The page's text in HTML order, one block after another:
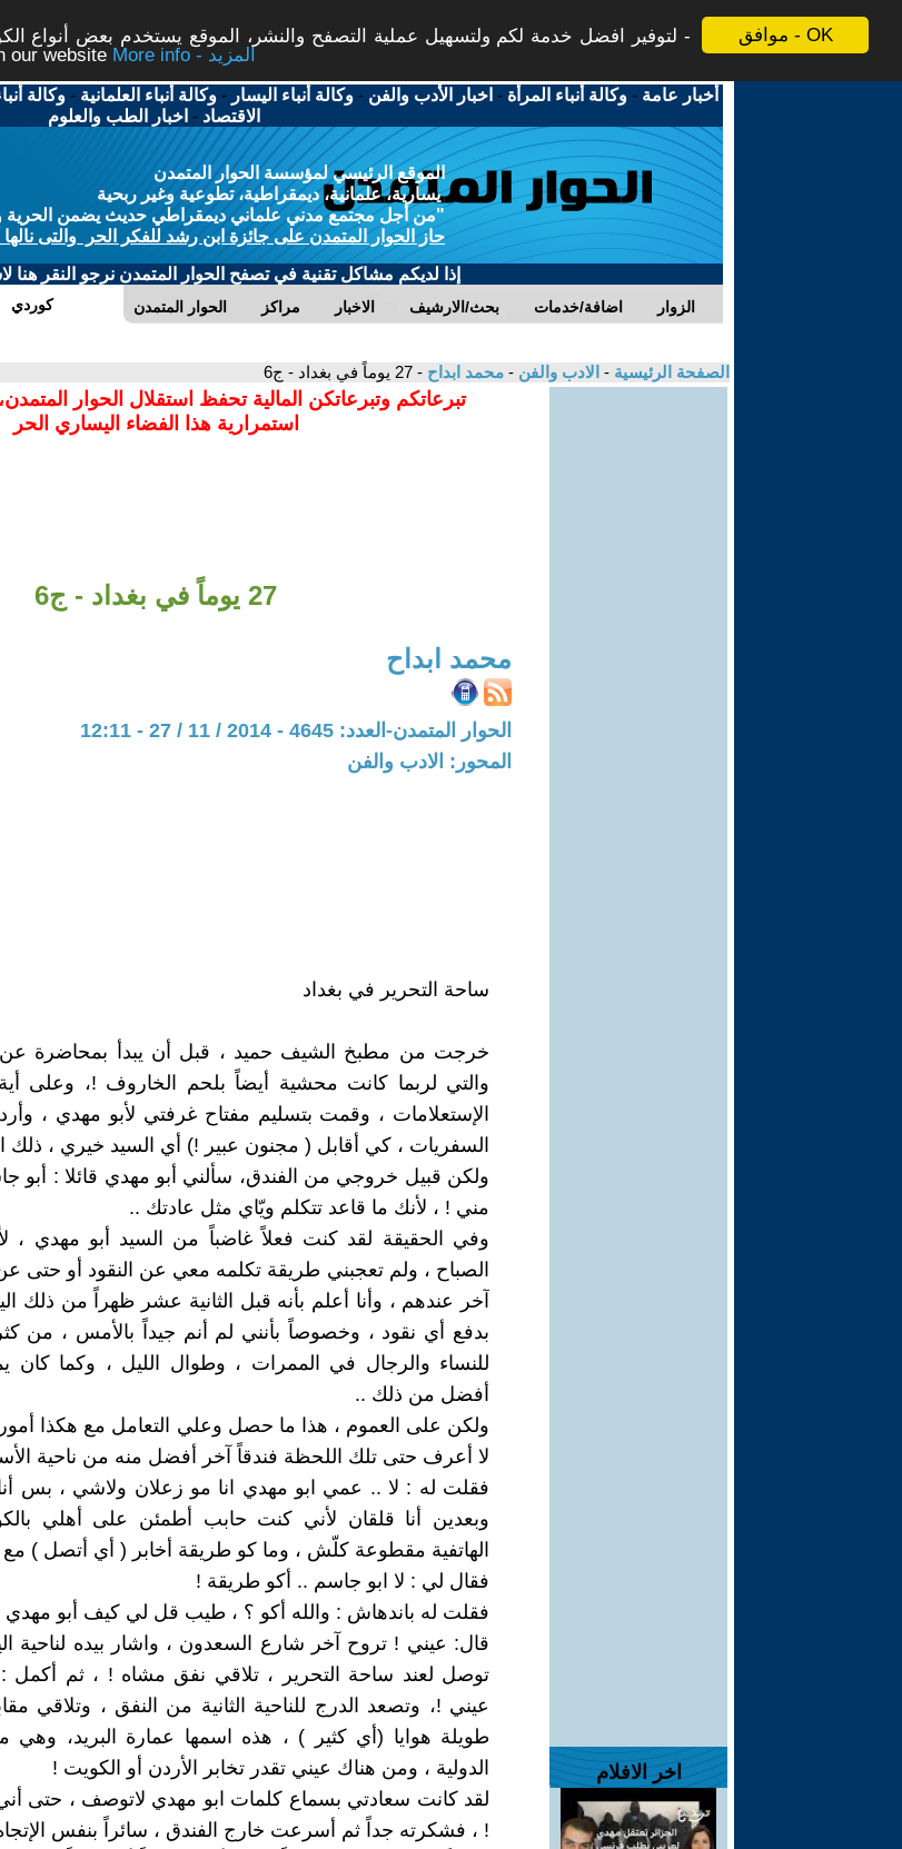
موافق - OK
لتوفير افضل خدمة لكم ولتسهيل عملية التصفح والنشر، الموقع يستخدم بعض أنواع
our website
More info - المزيد
أخبار عامة -وكالة أنباء المرأة - اخبار الأدب والفن -وكالة أنباء اليسار -وكالة أنباء العلمانية -وكالة
الاقتصاد - اخبار الطب والعلوم
الموقع الرئيسي لمؤسسة الحوار المتمدن
يسارية، علمانية، ديمقراطية، تطوعية وغير ربحية
"من أجل مجتمع مدني علماني ديمقراطي حديث يضمن الحرية
حاز الحوار المتمدن على جائزة ابن رشد للفكر الحر والتى نالها
إذا لديكم مشاكل تقنية في تصفح الحوار المتمدن نرجو النقر هنا
الحوار المتمدن مراكز الاخبار بحث/الارشيف اضافة/خدمات الزوار كوردي
الصفحة الرئيسية - الادب والفن - محمد ابداح - 27 يوماً في بغداد - ج6
اخر الافلام
تبرعاتكم وتبرعاتكن المالية تحفظ استقلال الحوار
استمرارية هذا الفضاء اليساري الحر
27 يوماً في بغداد - ج6
محمد ابداح
الحوار المتمدن-العدد: 4645 - 2014 / 11 / 27 - 12:11
المحور: الادب والفن
ساحة التحرير في بغداد
خرجت من مطبخ الشيف حميد ، قبل أن يبدأ بمحاضرة عن
والتي لربما كانت محشية أيضاً بلحم الخاروف !، وعلى
الإستعلامات ، وقمت بتسليم مفتاح غرفتي لأبو مهدي ،
السفريات ، كي أقابل ( مجنون عبير !) أي السيد خيري ، ذلك
ولكن قبيل خروجي من الفندق، سألني أبو مهدي قائلا : أبو
مني ! ، لأنك ما قاعد تتكلم ويّاي مثل عادتك ..
وفي الحقيقة لقد كنت فعلاً غاضباً من السيد أبو مهدي ،
الصباح ، ولم تعجبني طريقة تكلمه معي عن النقود أو حتى
آخر عندهم ، وأنا أعلم بأنه قبل الثانية عشر ظهراً من ذلك
بدفع أي نقود ، وخصوصاً بأنني لم أنم جيداً بالأمس ، من
للنساء والرجال في الممرات ، وطوال الليل ، وكما كان
أفضل من ذلك ..
ولكن على العموم ، هذا ما حصل وعلي التعامل مع هكذا أمور
لا أعرف حتى تلك اللحظة فندقاً آخر أفضل منه من ناحية
فقلت له : لا .. عمي ابو مهدي انا مو زعلان ولاشي ، بس
وبعدين أنا قلقان لأني كنت حابب أطمئن على أهلي
الهاتفية مقطوعة كلّش ، وما كو طريقة أخابر ( أي أتصل )
فقال لي : لا ابو جاسم .. أكو طريقة !
فقلت له باندهاش : والله أكو ؟ ، طيب قل لي كيف أبو مهدي
قال: عيني ! تروح آخر شارع السعدون ، واشار بيده لناحية
توصل لعند ساحة التحرير ، تلاقي نفق مشاه ! ، ثم
عيني !، وتصعد الدرج للناحية الثانية من النفق ، وتلاقي
طويلة هوايا (أي كثير ) ، هذه اسمها عمارة البريد، وهي
الدولية ، ومن هناك عيني تقدر تخابر الأردن أو الكويت !
لقد كانت سعادتي بسماع كلمات ابو مهدي لاتوصف ، حتى
! ، فشكرته جداً ثم أسرعت خارج الفندق ، سائراً بنفس